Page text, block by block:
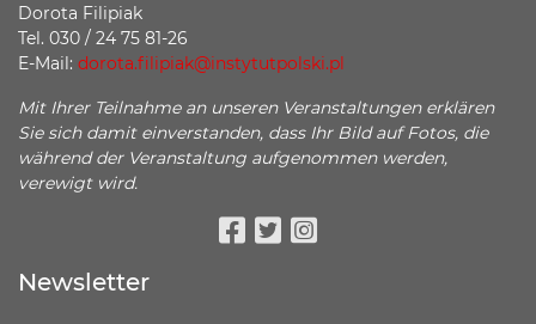
Dorota Filipiak
Tel. 030 / 24 75 81-26
E-Mail: dorota.filipiak@instytutpolski.pl
Mit Ihrer Teilnahme an unseren Veranstaltungen erklären
Sie sich damit einverstanden, dass Ihr Bild auf Fotos, die
während der Veranstaltung aufgenommen werden,
verewigt wird.
Newsletter